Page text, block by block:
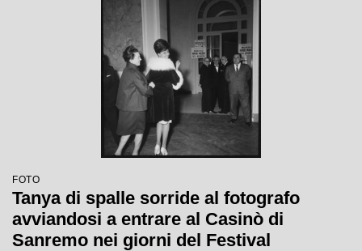
FOTO
Tanya di spalle sorride al fotografo
avviandosi a entrare al Casinò di
Sanremo nei giorni del Festival